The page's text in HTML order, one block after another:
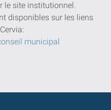
le site institutionnel.
disponibles sur les liens
municipal